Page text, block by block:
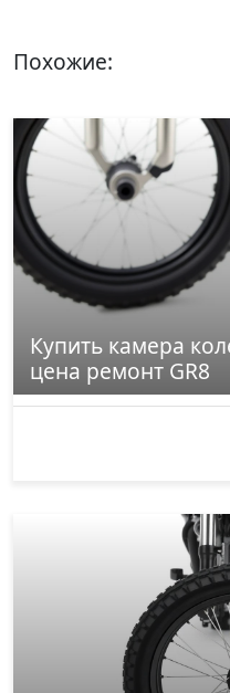
Похожие:
Купить камера
цена ремонт GR8